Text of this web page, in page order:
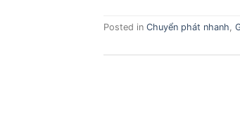
Posted in Chuyển phát nhanh,